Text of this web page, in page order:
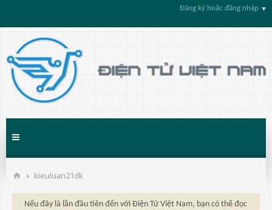
Đăng ký hoặc đăng nhập
kieuluan21dk
Nếu đây là lần đầu tiên đến với Điện Tử Việt Nam, bạn có thể đọc